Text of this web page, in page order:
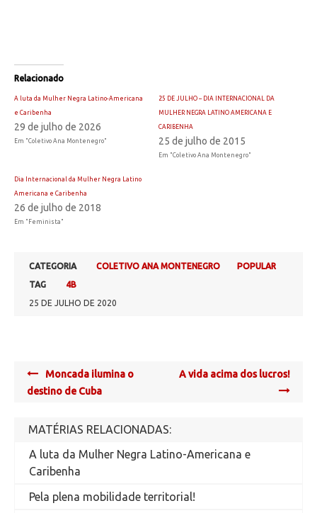
Relacionado
A luta da Mulher Negra Latino-Americana
e Caribenha
29 de julho de 2026
Em "Coletivo Ana Montenegro"
25 DE JULHO – DIA INTERNACIONAL DA
MULHER NEGRA LATINO AMERICANA E
CARIBENHA
25 de julho de 2015
Em "Coletivo Ana Montenegro"
Dia Internacional da Mulher Negra Latino
Americana e Caribenha
26 de julho de 2018
Em "Feminista"
CATEGORIA COLETIVO ANA MONTENEGRO
POPULAR
TAG
4B
25 DE JULHO DE 2020
Post
navigation
Moncada ilumina o
destino de Cuba
A vida acima dos lucros!
MATÉRIAS RELACIONADAS:
A luta da Mulher Negra Latino-Americana e
Caribenha
Pela plena mobilidade territorial!